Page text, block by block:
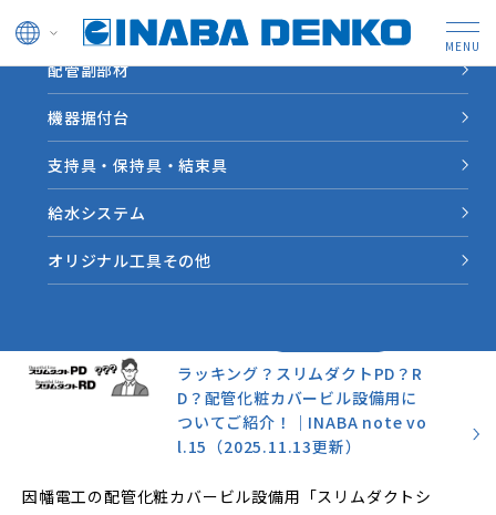
ドレン管
配管副部材
機器据付台
支持具・保持具・結束具
給水システム
オリジナル工具その他
HOME INABA note
業界情報やソリューション
事例など因幡電工からの情
報をお届けします。
ラッキング？スリムダクトPD？R
D？配管化粧カバービル設備用に
ついてご紹介！｜INABA note vo
l.15（2025.11.13更新）
因幡電工の配管化粧カバービル設備用「スリムダクトシ